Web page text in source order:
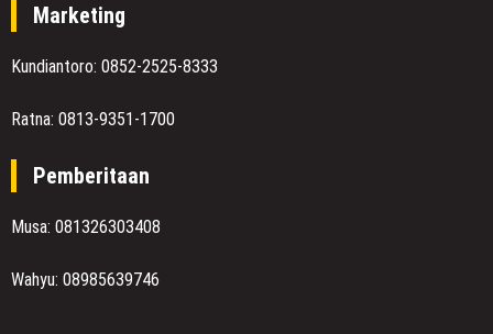
Marketing
Kundiantoro: 0852-2525-8333
Ratna: 0813-9351-1700
Pemberitaan
Musa: 081326303408
Wahyu: 08985639746